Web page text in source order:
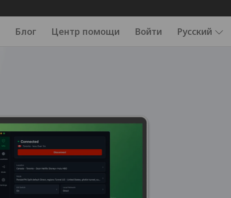
Блог Центр помощи Войти Русский